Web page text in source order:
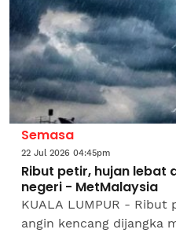
Semasa
22 Jul 2026 04:45pm
Ribut petir, hujan lebat
negeri - MetMalaysia
KUALA LUMPUR -
angin kencang dijangka